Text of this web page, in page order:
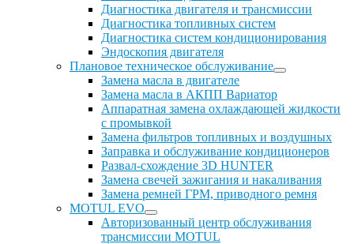
Диагностика двигателя и трансмиссии
Диагностика топливных систем
Диагностика систем кондиционирования
Эндоскопия двигателя
Плановое техническое обслуживание
Замена масла в двигателе
Замена масла в АКПП Вариатор
Аппаратная замена охлаждающей жидкости
с промывкой
Замена фильтров топливных и воздушных
Заправка и обслуживание кондиционеров
Развал-схождение 3D HUNTER
Замена свечей зажигания и накаливания
Замена ремней ГРМ, приводного ремня
MOTUL EVO
Авторизованный центр обслуживания
трансмиссии MOTUL